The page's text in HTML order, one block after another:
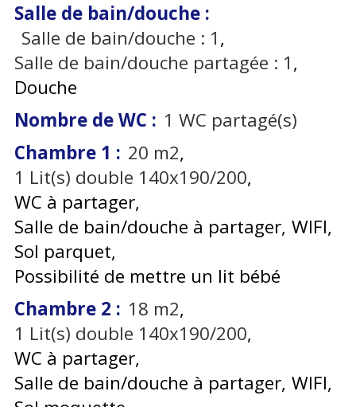
Salle de bain/douche :
Salle de bain/douche : 1
Salle de bain/douche partagée : 1
Douche
Nombre de WC : 1 WC partagé(s)
Chambre 1 : 20 m2
1 Lit(s) double 140x190/200
WC à partager
Salle de bain/douche à partager WIFI
Sol parquet
Possibilité de mettre un lit bébé
Chambre 2 : 18 m2
1 Lit(s) double 140x190/200
WC à partager
Salle de bain/douche à partager WIFI